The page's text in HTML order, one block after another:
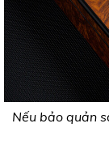
Nếu bảo quản